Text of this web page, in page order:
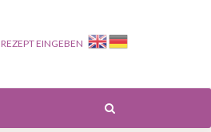
REZEPT EINGEBEN